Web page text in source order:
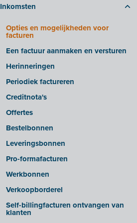
Tabblad 'bedrijfsdocumenten'
Tabblad 'E-invoicing'
Bestanden verwerken
Slimme inzichten/waarschuwingen
Geavanceerde instellingen
E-facturen ontvangen van bepaalde
leveranciers
E-facturen exporteren/importeren uit
bepaalde softwarepakketten
OCR in Snelle invoer
Inkomsten
Opties en mogelijkheden voor
facturen
Een factuur aanmaken en versturen
Herinneringen
Periodiek factureren
Creditnota's
Offertes
Bestelbonnen
Leveringsbonnen
Pro-formafacturen
Werkbonnen
Verkoopborderel
Self-billingfacturen ontvangen van
klanten